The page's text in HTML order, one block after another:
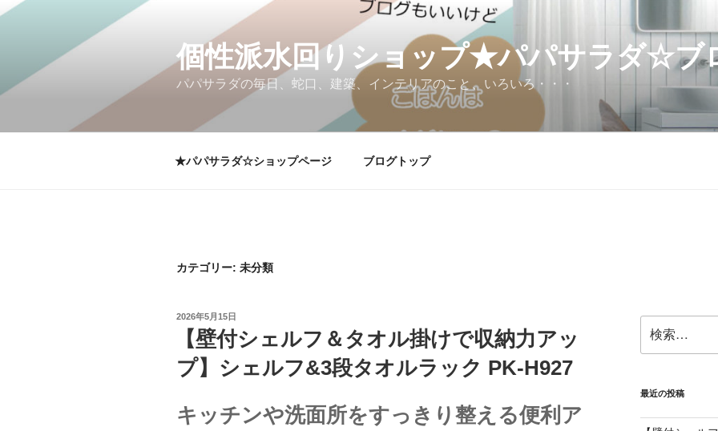
コ
ツ
個性派水回りショップ★パパサラダ☆ブ
パパサラダの毎日、蛇口、建築、インテリアのこと、いろいろ・・・
★パパサラダ☆ショップページ ブログトップ
カテゴリー: 未分類
投
2026年5月15日
【壁付シェルフ＆タオル掛けで収納力アッ
プ】シェルフ&3段タオルラック PK-H927
キッチンや洗面所をすっきり整える便利ア
索:
最近の投稿